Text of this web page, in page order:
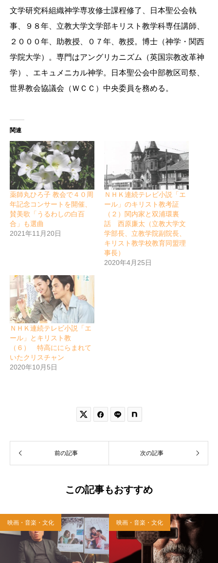
文学研究科組織神学専攻修士課程修了、日本聖公会執
事、９８年、立教大学文学部キリスト教学科専任講師、
２０００年、助教授、０７年、教授。博士（神学・関西
学院大学）。専門はアングリカニズム（英国宗教改革神
学）、エキュメニカル神学。日本聖公会中部教区司祭、
世界教会協議会（ＷＣＣ）中央委員を務める。
関連
薬師丸ひろ子 教会で４０周
年記念コンサートを開催、
賛美歌「うるわしの白百
合」も選曲
2021年11月20日
ＮＨＫ連続テレビ小説「エ
ール」のキリスト教考証
（２）関内家と双浦環裏
話 西原廉太（立教大学文
学部長、立教学院副院長、
キリスト教学校教育同盟理
事長）
2020年4月25日
ＮＨＫ連続テレビ小説「エ
ール」とキリスト教
（６） 特高ににらまれて
いたクリスチャン
2020年10月5日
 
前の記事 次の記事
この記事もおすすめ
映画・音楽・文化 映画・音楽・文化